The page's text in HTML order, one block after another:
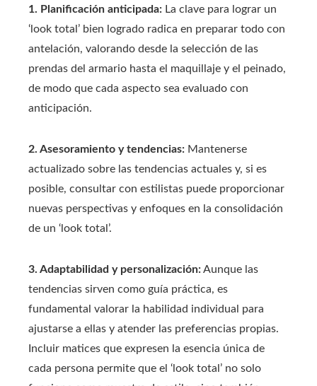
1. Planificación anticipada: La clave para lograr un
‘look total’ bien logrado radica en preparar todo con
antelación, valorando desde la selección de las
prendas del armario hasta el maquillaje y el peinado,
de modo que cada aspecto sea evaluado con
anticipación.
2. Asesoramiento y tendencias: Mantenerse
actualizado sobre las tendencias actuales y, si es
posible, consultar con estilistas puede proporcionar
nuevas perspectivas y enfoques en la consolidación
de un ‘look total’.
3. Adaptabilidad y personalización:Aunque las
tendencias sirven como guía práctica, es
fundamental valorar la habilidad individual para
ajustarse a ellas y atender las preferencias propias.
Incluir matices que expresen la esencia única de
cada persona permite que el ‘look total’ no solo